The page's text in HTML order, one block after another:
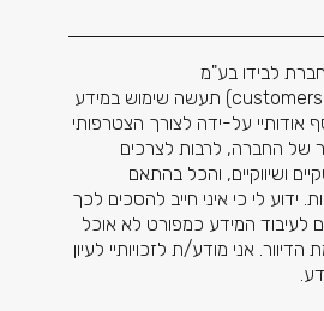
לבידו בע"מ
) תעשה שימוש במידע
אודותיי על-ידה לצורך הצטרפותי
של החברה, לרבות לצרכים
ושיווקיים, והכל בהתאם
ידוע לי כי איני חייב להסכים לכך
לעיבוד המידע כמפורט לא אוכל
אני מודע/ת לזכויותיי לעיון